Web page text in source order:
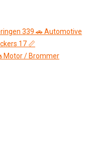
339 🚗Automotive
17 📏
Motor / Brommer